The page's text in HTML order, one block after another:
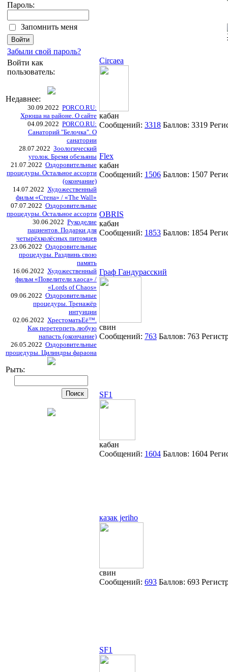
Пароль:
Запомнить меня
Забыли свой пароль?
Войти как
пользователь:
Недавнее:
30.09.2022 PORCO.RU:
Хрюша на районе. О сайте
04.09.2022 PORCO.RU:
Санаторий "Белочка". О
санатории
28.07.2022 Зоологический
уголок. Бремя обезьяны
21.07.2022 Оздоровительные
процедуры. Остальное ассорти
(окончание)
14.07.2022 Художественный
фильм «Стена» / «The Wall»
07.07.2022 Оздоровительные
процедуры. Остальное ассорти
30.06.2022 Рукоделие
пациентов. Подарки для
четырёхколёсных питомцев
23.06.2022 Оздоровительные
процедуры. Раздвинь свою
память
16.06.2022 Художественный
фильм «Повелители хаоса» /
«Lords of Chaos»
09.06.2022 Оздоровительные
процедуры. Тренажёр
интуиции
02.06.2022 ХрестоматьЕё™.
Как перетерпеть любую
напасть (окончание)
26.05.2022 Оздоровительные
процедуры. Цилиндры фараона
Рыть:
Circaea
кабан
Сообщений: 3318 Баллов: 3319
Flex
кабан
Сообщений: 1506 Баллов: 1507
OBRIS
кабан
Сообщений: 1853 Баллов: 1854
Граф Гандурасский
свин
Сообщений: 763 Баллов: 763
SF1
кабан
Сообщений: 1604 Баллов: 1604
казак jeriho
свин
Сообщений: 693 Баллов: 693
SF1